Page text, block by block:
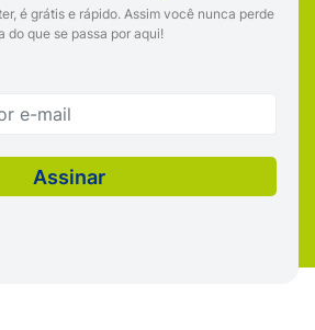
é grátis e rápido. Assim você nunca perde
do que se passa por aqui!